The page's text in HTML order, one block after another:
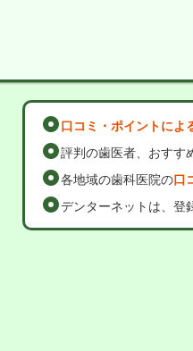
口コミ・ポイントによ
評判の歯医者、おすす
各地域の歯科医院の口
デンターネットは、登